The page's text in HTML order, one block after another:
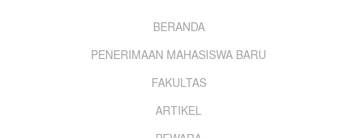
BERANDA
PENERIMAAN MAHASISWA BARU
FAKULTAS
ARTIKEL